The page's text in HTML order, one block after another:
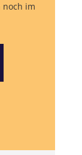
noch im